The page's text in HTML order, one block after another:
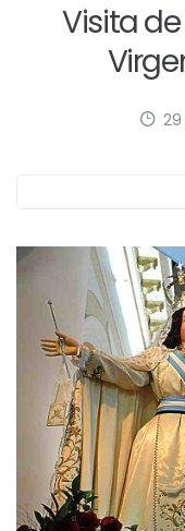
Visita